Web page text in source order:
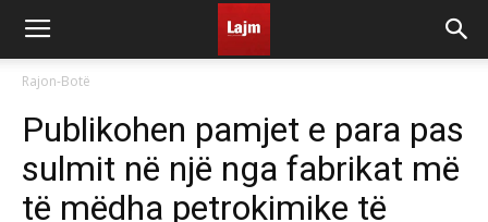
Rajon-Botë
Publikohen pamjet e para pas
sulmit në një nga fabrikat më
të mëdha petrokimike të